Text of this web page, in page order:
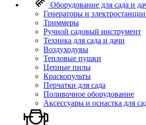
Оборудование для сада и
Генераторы и
Триммеры
Ручной садовый инструмент
Техника для сада и дачи
Воздуходувы
Тепловые пушки
Цепные пилы
Краскопульты
Перчатки для сада
Поливочное оборудование
Аксессуары и оснастка для